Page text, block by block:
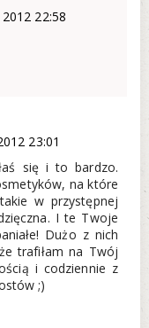
22:58
23:01
się i to bardzo.
na które
w przystępnej
I te Twoje
Dużo z nich
trafiłam na Twój
i codziennie z
;)